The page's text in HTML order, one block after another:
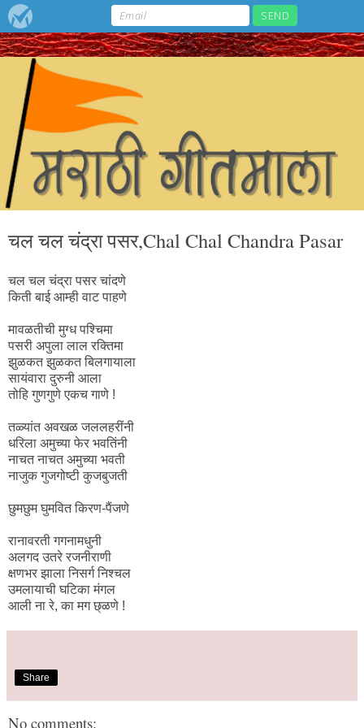
चल चल चंद्रा पसर,Chal Chal Chandra Pasar
चल चल चंद्रा पसर चांदणे
किती बाई आम्ही वाट पाहणे
मावळतीची मुग्ध पश्चिमा
पसरी अपुला लाल रक्तिमा
झुळकत झुळकत बिलगायाला
सायंवारा दुरुनी आला
तोहि गुणगुणे एकच गाणे !
तळ्‍यांत अवखळ जललहरींनी
धरिला अमुच्या फेर भवतिंनी
नाचत नाचत अमुच्या भवती
नाजुक गुजगोष्टी कुजबुजती
छुमछुम घुमवित किरण-पैंजणे
रानावरती गगनामधुनी
अलगद उतरे रजनीराणी
क्षणभर झाला निसर्ग निश्चल
उमलायाची घटिका मंगल
आली ना रे, का मग छ्ळणे !
Share
No comments: